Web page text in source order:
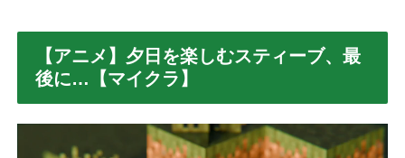
【アニメ】夕日を楽しむスティーブ、最
後に…【マイクラ】